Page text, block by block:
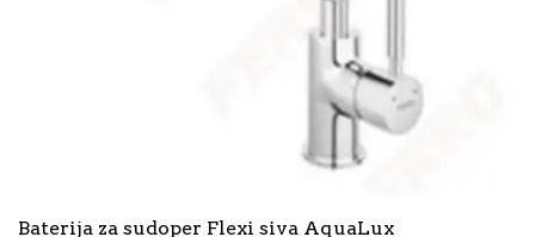
Baterija za sudoper Flexi siva AquaLux